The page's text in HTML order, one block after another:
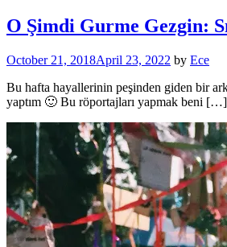
O Şimdi Gurme Gezgin:
October 21, 2018April 23, 2022 by Ece
Bu hafta hayallerinin peşinden giden bir
yaptım 🙂 Bu röportajları yapmak beni […]